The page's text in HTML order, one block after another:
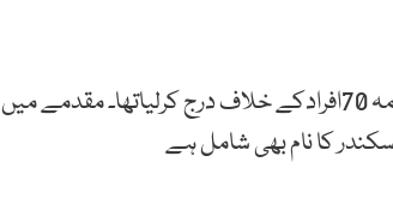
پولیس نے گزشتہ روز پیپلزپارٹی کے کارکن کے قتل اور پتھراؤ کا مقدمہ 70افرادکے خلاف درج کرلیاتھا۔ مقدمے میں
کا نام بھی شامل ہے